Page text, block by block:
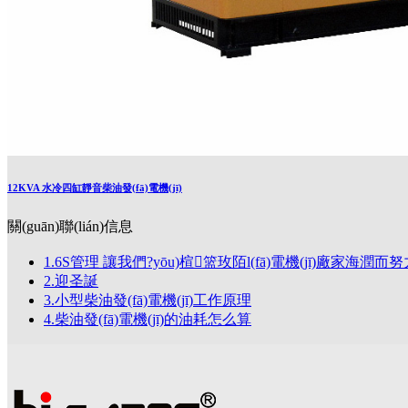
12KVA 水冷四缸靜音柴油發(fā)電機(jī)
關(guān)聯(lián)信息
1.6S管理 讓我們?yōu)楦篮玫陌l(fā)電機(jī)廠家海潤而努
2.迎圣誕
3.小型柴油發(fā)電機(jī)工作原理
4.柴油發(fā)電機(jī)的油耗怎么算